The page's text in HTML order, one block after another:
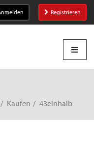
Registrieren
Kaufen 43einhalb